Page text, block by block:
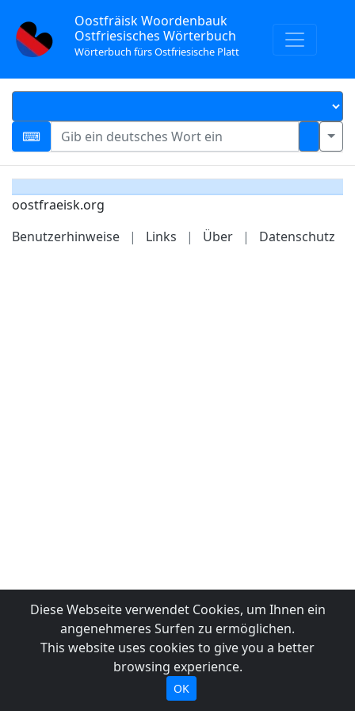
Oostfräisk Woordenbauk
Ostfriesisches Wörterbuch
Wörterbuch fürs Ostfriesische Platt
oostfraeisk.org
Benutzerhinweise
| Links | Über | Datenschutz
Diese Webseite verwendet Cookies, um Ihnen ein
angenehmeres Surfen zu ermöglichen.
This website uses cookies to give you a better
browsing experience.
OK